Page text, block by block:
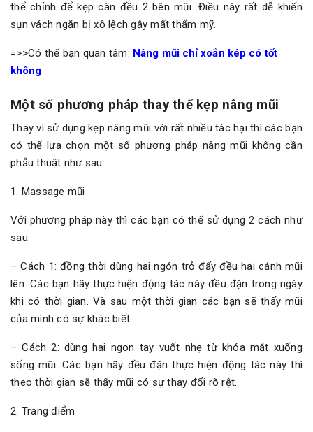
thể chỉnh để kẹp cân đều 2 bên mũi. Điều này rất dễ khiến
sụn vách ngăn bị xô lệch gây mất thẩm mỹ.
=>>Có thể bạn quan tâm: Nâng mũi chỉ xoắn kép có tốt
không
Một số phương pháp thay thế kẹp nâng mũi
Thay vì sử dụng kẹp nâng mũi với rất nhiều tác hại thì các bạn
có thể lựa chọn một số phương pháp nâng mũi không cần
phẫu thuật như sau:
1. Massage mũi
Với phương pháp này thì các bạn có thể sử dụng 2 cách như
sau:
– Cách 1: đồng thời dùng hai ngón trỏ đẩy đều hai cánh mũi
lên. Các bạn hãy thực hiện động tác này đều đặn trong ngày
khi có thời gian. Và sau một thời gian các bạn sẽ thấy mũi
của mình có sự khác biết.
– Cách 2: dùng hai ngon tay vuốt nhẹ từ khóa mắt xuống
sống mũi. Các bạn hãy đều đặn thực hiện động tác này thì
theo thời gian sẽ thấy mũi có sự thay đổi rõ rệt.
2. Trang điểm